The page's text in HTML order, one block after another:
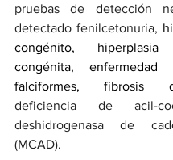
pruebas de detección
detectado fenilcetonuria,
congénito, hiperplasia
congénita,
falciformes, fibrosis
deficiencia de acil-
deshidrogenasa de
(MCAD).